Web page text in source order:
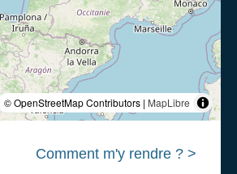
© OpenStreetMap Contributors | MapLibre
Comment m'y rendre ? >